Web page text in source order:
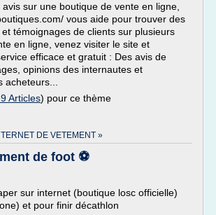
sur une boutique de vente en ligne,
vous aide pour trouver des
témoignages de clients sur plusieurs
en ligne, venez visiter le site et
efficace et gratuit : Des avis de
opinions des internautes et
Articles) pour ce thème
DE VETEMENT »
de foot ⚽️
sur internet (boutique losc officielle)
et pour finir décathlon